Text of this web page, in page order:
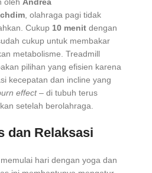
, olahraga pagi tidak
Cukup 10 menit dengan
cukup untuk membakar
metabolisme. Treadmill
pilihan yang efisien karena
kecepatan dan incline yang
effect– di tubuh terus
setelah berolahraga.
dan Relaksasi
memulai hari dengan yoga dan